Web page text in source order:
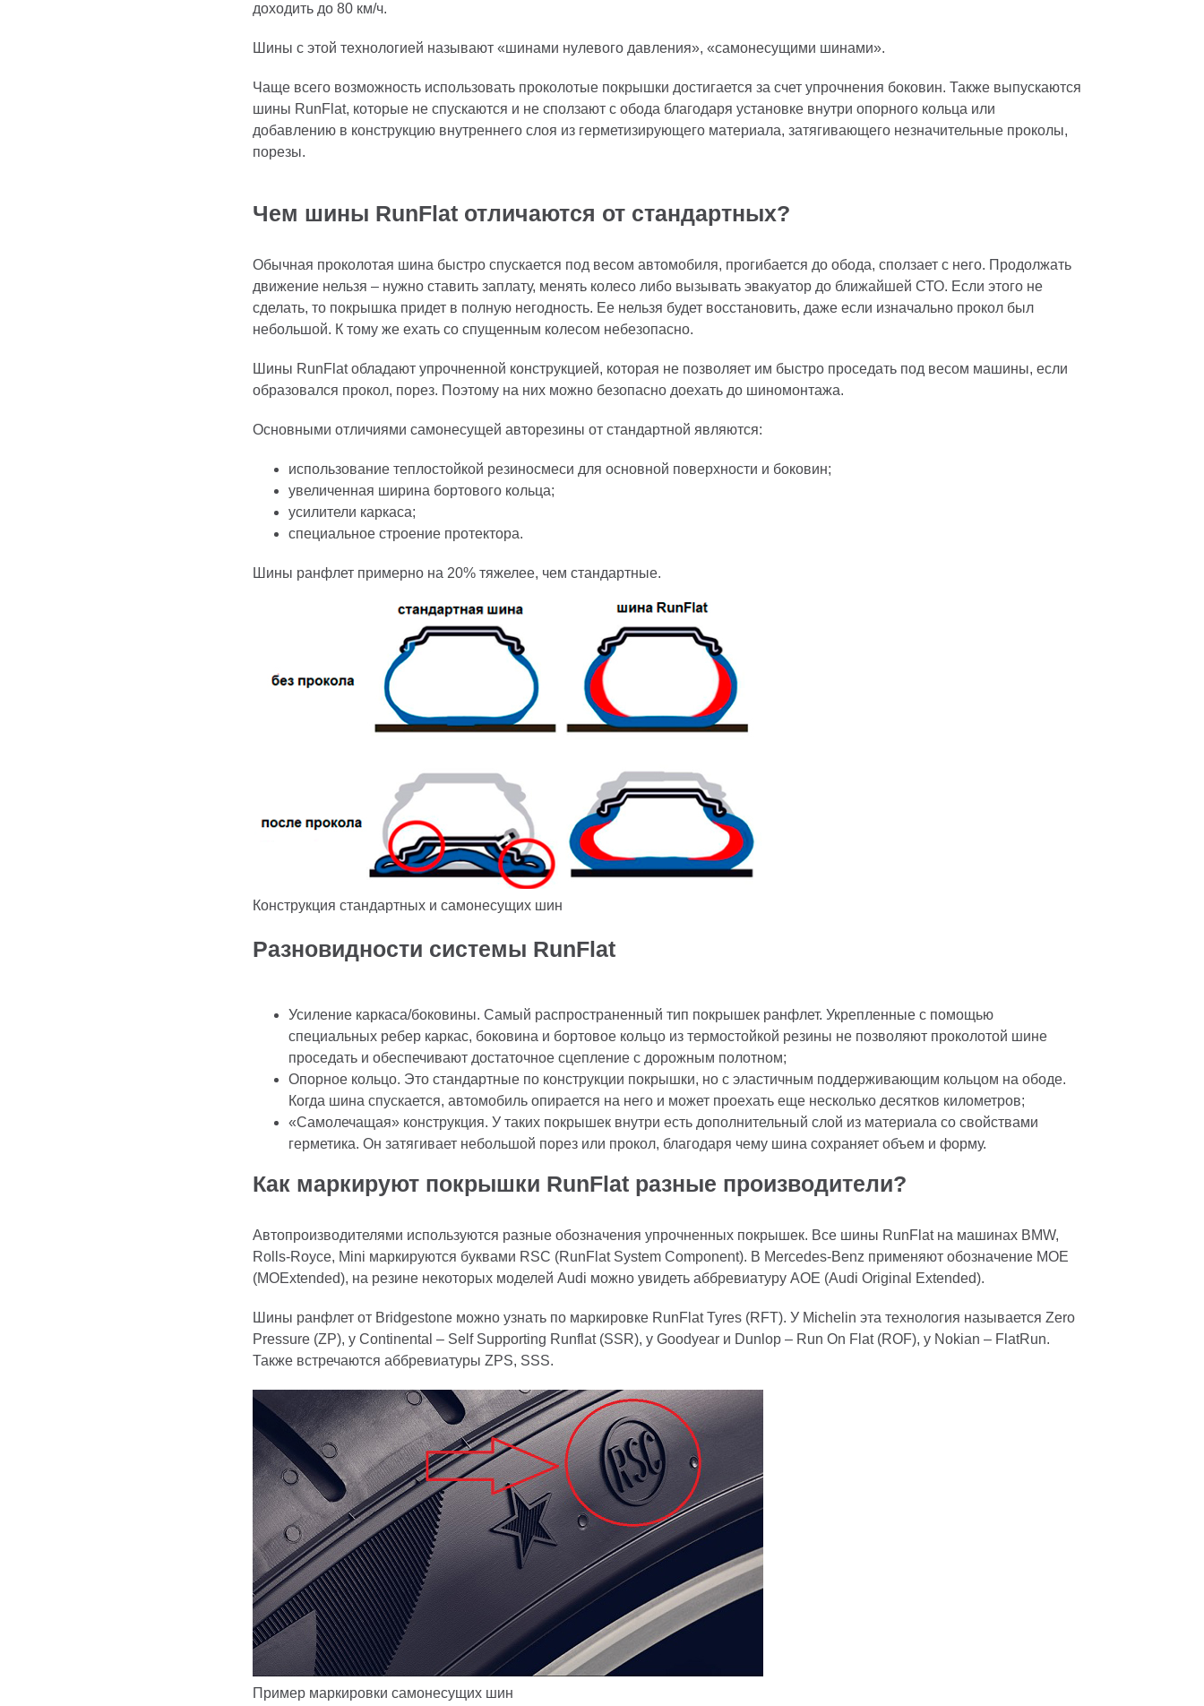
доходить до 80 км/ч.
Шины с этой технологией называют «шинами нулевого давления», «самонесущими шинами».
Чаще всего возможность использовать проколотые покрышки достигается за счет упрочнения боковин. Также выпускаются
шины RunFlat, которые не спускаются и не сползают с обода благодаря установке внутри опорного кольца или
добавлению в конструкцию внутреннего слоя из герметизирующего материала, затягивающего незначительные проколы,
порезы.
Чем шины RunFlat отличаются от стандартных?
Обычная проколотая шина быстро спускается под весом автомобиля, прогибается до обода, сползает с него. Продолжать
движение нельзя – нужно ставить заплату, менять колесо либо вызывать эвакуатор до ближайшей СТО. Если этого не
сделать, то покрышка придет в полную негодность. Ее нельзя будет восстановить, даже если изначально прокол был
небольшой. К тому же ехать со спущенным колесом небезопасно.
Шины RunFlat обладают упрочненной конструкцией, которая не позволяет им быстро проседать под весом машины, если
образовался прокол, порез. Поэтому на них можно безопасно доехать до шиномонтажа.
Основными отличиями самонесущей авторезины от стандартной являются:
использование теплостойкой резиносмеси для основной поверхности и боковин;
увеличенная ширина бортового кольца;
усилители каркаса;
специальное строение протектора.
Шины ранфлет примерно на 20% тяжелее, чем стандартные.
Конструкция стандартных и самонесущих шин
Разновидности системы RunFlat
Усиление каркаса/боковины. Самый распространенный тип покрышек ранфлет. Укрепленные с помощью
специальных ребер каркас, боковина и бортовое кольцо из термостойкой резины не позволяют проколотой шине
проседать и обеспечивают достаточное сцепление с дорожным полотном;
Опорное кольцо. Это стандартные по конструкции покрышки, но с эластичным поддерживающим кольцом на ободе.
Когда шина спускается, автомобиль опирается на него и может проехать еще несколько десятков километров;
«Самолечащая» конструкция. У таких покрышек внутри есть дополнительный слой из материала со свойствами
герметика. Он затягивает небольшой порез или прокол, благодаря чему шина сохраняет объем и форму.
Как маркируют покрышки RunFlat разные производители?
Автопроизводителями используются разные обозначения упрочненных покрышек. Все шины RunFlat на машинах BMW,
Rolls-Royce, Mini маркируются буквами RSC (RunFlat System Component). В Mercedes-Benz применяют обозначение MOE
(MOExtended), на резине некоторых моделей Audi можно увидеть аббревиатуру AOE (Audi Original Extended).
Шины ранфлет от Bridgestone можно узнать по маркировке RunFlat Tyres (RFT). У Michelin эта технология называется Zero
Pressure (ZP), у Continental – Self Supporting Runflat (SSR), у Goodyear и Dunlop – Run On Flat (ROF), у Nokian – FlatRun.
Также встречаются аббревиатуры ZPS, SSS.
Пример маркировки самонесущих шин